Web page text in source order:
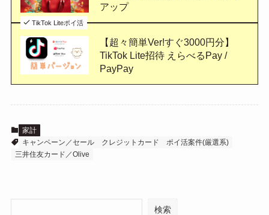
アップ
TikTok Liteポイ活
【超々簡単Ver!すぐ3000円分】
TikTok Lite招待 えらべるPay /
PayPay
家計
キャンペーン／セール
クレジットカード
ポイ活案件(厳選系)
三井住友カード／Olive
検索